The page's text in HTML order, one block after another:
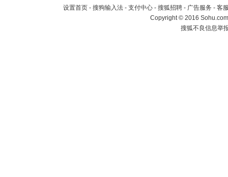
设置首页 - 搜狗输入法 - 支付中心 - 搜狐招聘 - 广告服务 - 客
Copyright©2016
搜狐不良信息举